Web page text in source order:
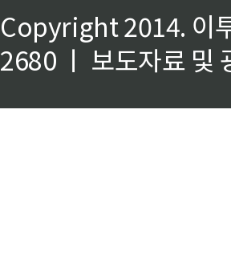
Copyright 2014. 이
2680 ㅣ 보도자료